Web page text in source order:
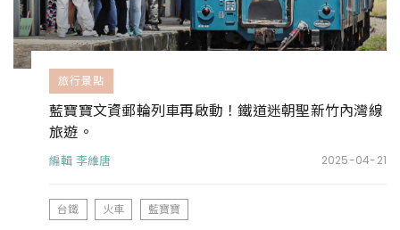
旅行景點
藍寶寶文資郵輪列車再啟動！鐵道迷朝聖新竹內灣線
旅遊。
編輯 李維唐 2025-04-21
台鐵 火車 藍寶寶